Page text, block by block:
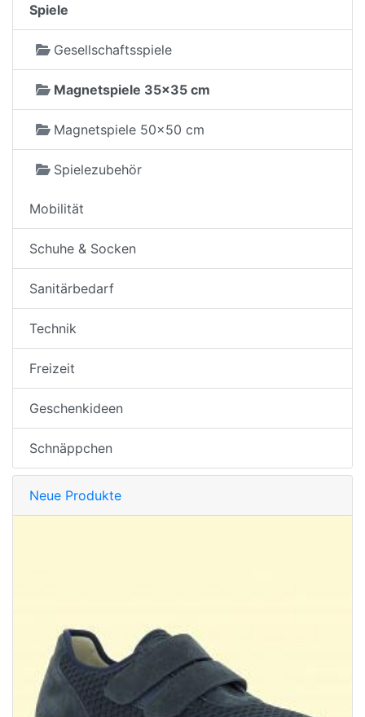
Spiele
Gesellschaftsspiele
Magnetspiele 35x35 cm
Magnetspiele 50x50 cm
Spielezubehör
Mobilität
Schuhe & Socken
Sanitärbedarf
Technik
Freizeit
Geschenkideen
Schnäppchen
Neue Produkte